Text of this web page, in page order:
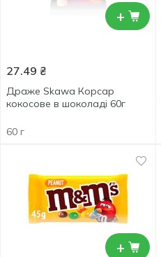
+
27.49 ₴
Драже Skawa Корсар
кокосове в шоколаді 60г
60 г
+